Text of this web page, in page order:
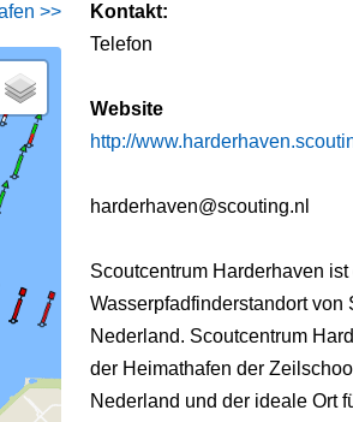
>>
Kontakt:
Telefon
Website
http://
harderhaven@scouting.nl
Scoutcentrum Harderhaven ist
Wasserpfadfinderstandort von
Nederland. Scoutcentrum
der Heimathafen der
Nederland und der ideale Ort